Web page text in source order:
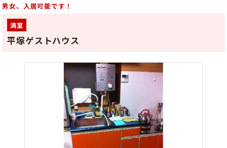
男女、入居可能です！
満室
平塚ゲストハウス